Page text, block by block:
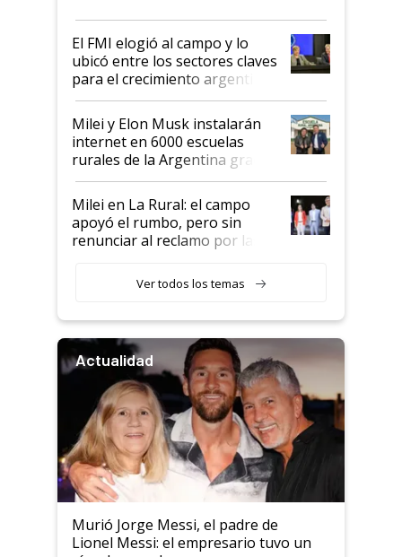
de Milei
El FMI elogió al campo y lo
ubicó entre los sectores claves
para el crecimiento argentino
Milei y Elon Musk instalarán
internet en 6000 escuelas
rurales de la Argentina gracias
a un acuerdo con Starlink
Milei en La Rural: el campo
apoyó el rumbo, pero sin
renunciar al reclamo por las
Ver todos los temas
Actualidad
Murió Jorge Messi, el padre de
Lionel Messi: el empresario tuvo un